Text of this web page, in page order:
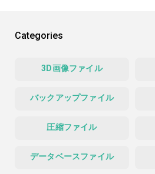
Categories
3D画像ファイル
バックアップファイル
圧縮ファイル
データベースファイル